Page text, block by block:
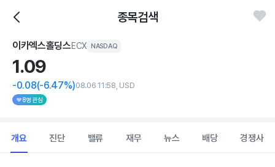
종목검색
이카엑스홀딩스ECX NASDAQ
1.09
-0.08(-6.47%)08.06 11:58, USD
8명 관심
개요 진단 밸류 재무 뉴스 배당 경쟁사